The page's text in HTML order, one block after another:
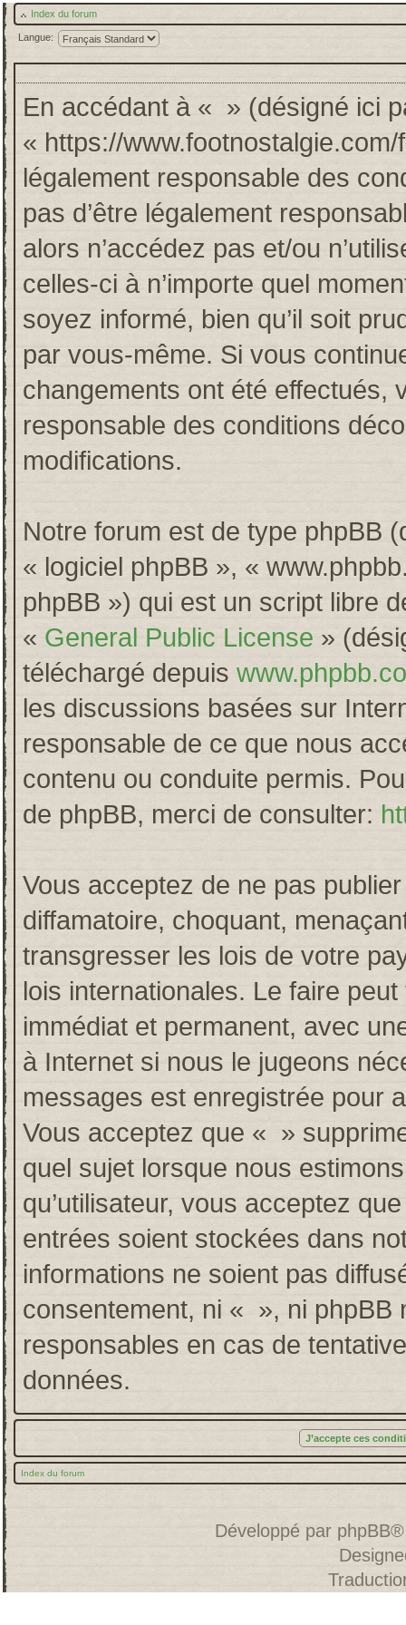
Index du forum
Langue:
En accédant à « » (désigné ici
« https://
légalement responsable des
pas d’être légalement
alors n’accédez pas et/ou
celles-ci à n’importe quel
soyez informé, bien qu’il soit
par vous-même. Si vous
changements ont été effectués,
responsable des conditions
modifications.
Notre forum est de type phpBB
« logiciel phpBB », «
phpBB ») qui est un script libre
« General Public License »
téléchargé depuis
les discussions basées sur
responsable de ce que nous
contenu ou conduite permis.
de phpBB, merci de consulter:
Vous acceptez de ne pas
diffamatoire, choquant,
transgresser les lois de votre
lois internationales. Le faire
immédiat et permanent, avec
à Internet si nous le jugeons
messages est enregistrée pour
Vous acceptez que « »
quel sujet lorsque nous
qu’utilisateur, vous acceptez
entrées soient stockées dans
informations ne soient pas
consentement, ni « », ni phpBB
responsables en cas de
données.
Index du forum
Développé par phpBB®